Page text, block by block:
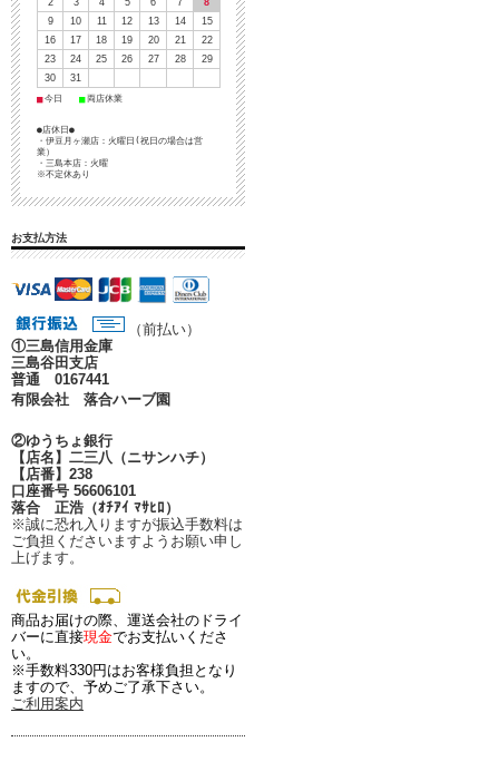
2 3 4 5 6 7
8
9
10 11 12 13 14
15
16
17 18 19 20 21
22
23
24 25 26 27 28
29
30
31
■ 今日 ■ 両店休業
●店休日●
・伊豆月ヶ瀬店：火曜日(祝日の場合は営
業）
・三島本店：火曜
※不定休あり
お支払方法
（前払い）
①三島信用金庫
三島谷田支店
普通 0167441
有限会社 落合ハーブ園
②ゆうちょ銀行
【店名】二三八（ニサンハチ）
【店番】238
口座番号 56606101
落合 正浩（ｵﾁｱｲ ﾏｻﾋﾛ）
※誠に恐れ入りますが振込手数料は
ご負担くださいますようお願い申し
上げます。
商品お届けの際、運送会社のドライ
バーに直接現金でお支払いくださ
い。
※手数料330円はお客様負担となり
ますので、予めご了承下さい。
ご利用案内